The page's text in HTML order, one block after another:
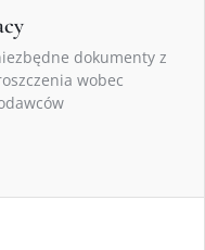
dokumenty z
wobec